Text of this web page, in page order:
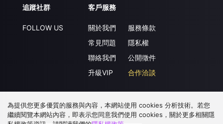
追蹤社群
FOLLOW US
客戶服務
關於我們
常見問題
聯絡我們
升級VIP
服務條款
隱私權
公開徵件
合作洽談
下載 APP
為提供您更多優質的服務與內容，本網站使用 cookies 分析技術。若您
繼續閱覽本網站內容，即表示您同意我們使用 cookies，關於更多相關隱